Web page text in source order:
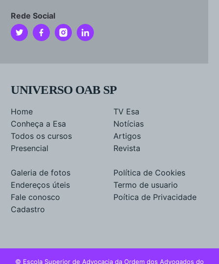
Rede Social
UNIVERSO OAB SP
Home
Conheça a Esa
Todos os cursos
Presencial
TV Esa
Notícias
Artigos
Revista
Galeria de fotos
Endereços úteis
Fale conosco
Cadastro
Política de Cookies
Termo de usuario
Poítica de Privacidade
© Escola Superior de Advocacia da Ordem dos Advogados do